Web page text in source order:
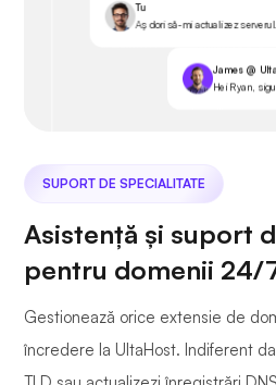
Tu
Aș dori să-mi actualizez
James @
Hei Ryan,
SUPORT DE SPECIALITATE
Asistență și suport
pentru domenii 24/
Gestionează orice extensie de
încredere la UltaHost. Indiferent